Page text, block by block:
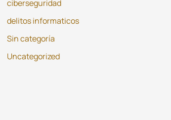
ciberseguridad
delitos informaticos
Sin categoría
Uncategorized